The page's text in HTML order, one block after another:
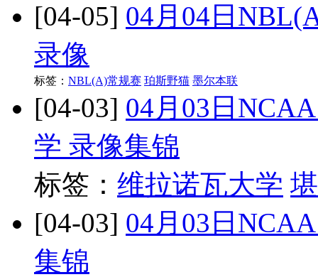
[04-05] 04月04日
录像
标签： NBL(A)常规赛 珀斯野猫 墨尔本联
[04-03] 04月03日
学 录像集锦
标签： 维拉诺瓦大学
[04-03] 04月03日
集锦